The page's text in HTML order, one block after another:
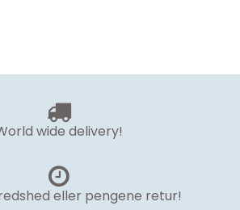
wide delivery!
eller pengene retur!